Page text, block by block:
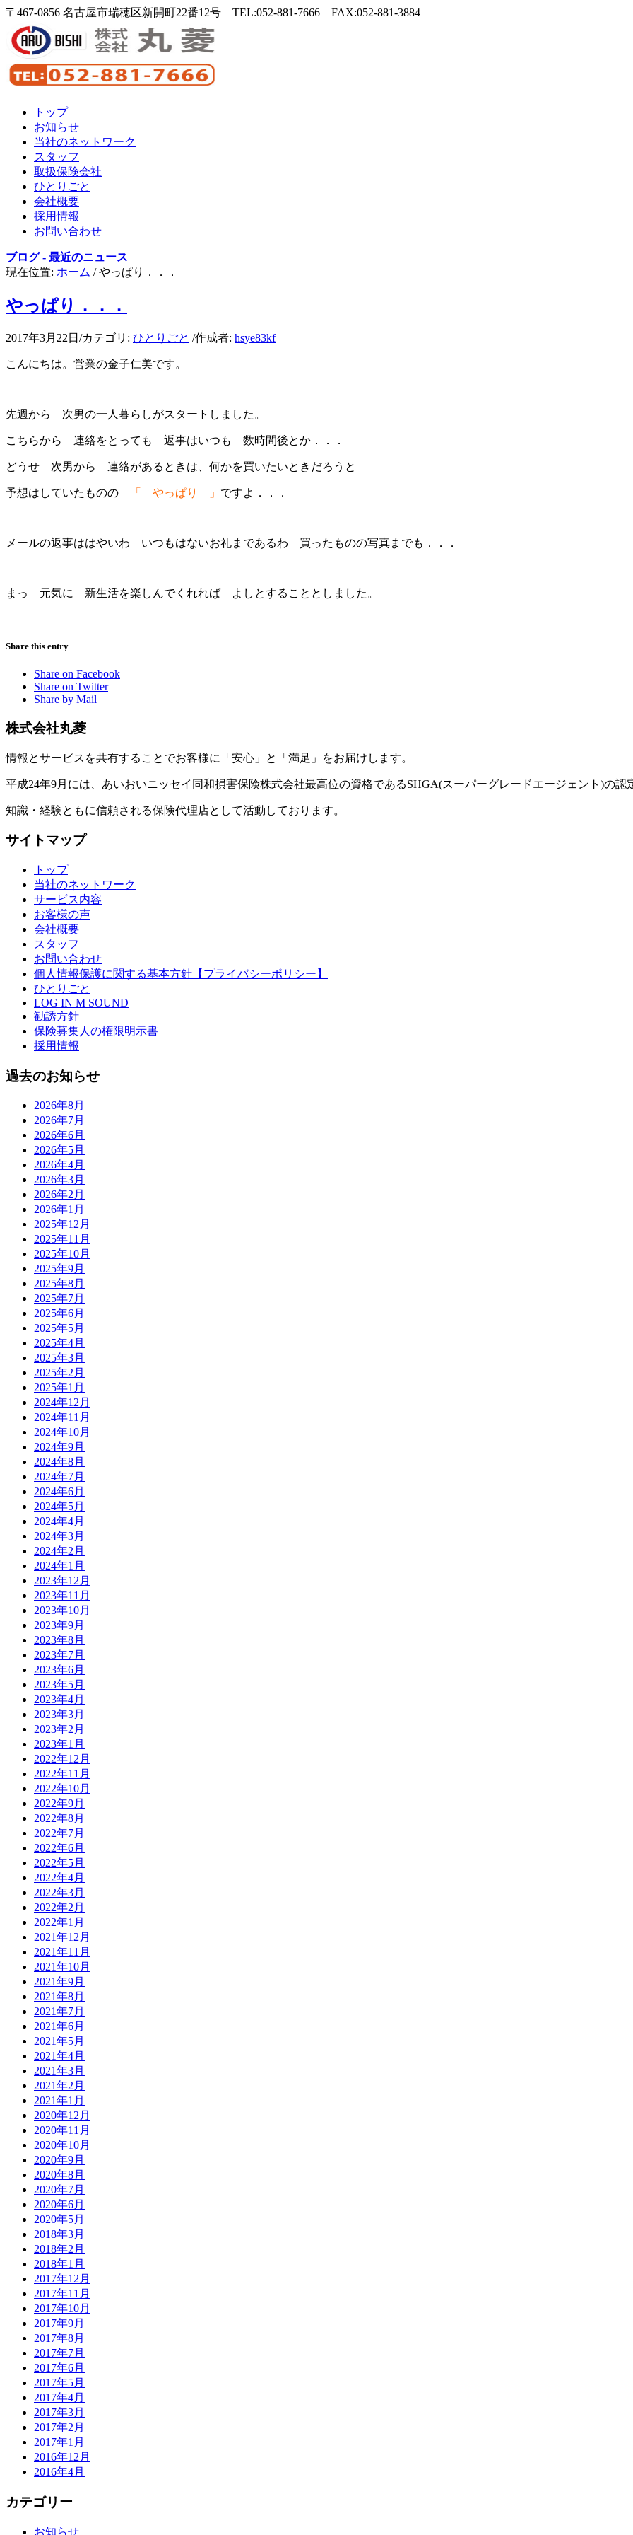
〒467-0856 名古屋市瑞穂区新開町22番12号 TEL:052-881-7666 FAX:052-881-3884
トップ
お知らせ
当社のネットワーク
スタッフ
取扱保険会社
ひとりごと
会社概要
採用情報
お問い合わせ
ブログ - 最近のニュース
現在位置: ホーム / やっぱり．．．
やっぱり．．．
2017年3月22日 /カテゴリ: ひとりごと /作成者: hsye83kf
こんにちは。営業の金子仁美です。
先週から 次男の一人暮らしがスタートしました。
こちらから 連絡をとっても 返事はいつも 数時間後とか．．．
どうせ 次男から 連絡があるときは、何かを買いたいときだろうと
予想はしていたものの 「 やっぱり 」 ですよ．．．
メールの返事ははやいわ いつもはないお礼まであるわ 買ったものの写真までも．．．
まっ 元気に 新生活を楽しんでくれれば よしとすることとしました。
Share this entry
Share on Facebook
Share on Twitter
Share by Mail
株式会社丸菱
情報とサービスを共有することでお客様に「安心」と「満足」をお届けします。
平成24年9月には、あいおいニッセイ同和損害保険株式会社最高位の資格であるSHGA(スーパーグレードエージェント)の認
知識・経験ともに信頼される保険代理店として活動しております。
サイトマップ
トップ
当社のネットワーク
サービス内容
お客様の声
会社概要
スタッフ
お問い合わせ
個人情報保護に関する基本方針【プライバシーポリシー】
ひとりごと
LOG IN M SOUND
勧誘方針
保険募集人の権限明示書
採用情報
過去のお知らせ
2026年8月
2026年7月
2026年6月
2026年5月
2026年4月
2026年3月
2026年2月
2026年1月
2025年12月
2025年11月
2025年10月
2025年9月
2025年8月
2025年7月
2025年6月
2025年5月
2025年4月
2025年3月
2025年2月
2025年1月
2024年12月
2024年11月
2024年10月
2024年9月
2024年8月
2024年7月
2024年6月
2024年5月
2024年4月
2024年3月
2024年2月
2024年1月
2023年12月
2023年11月
2023年10月
2023年9月
2023年8月
2023年7月
2023年6月
2023年5月
2023年4月
2023年3月
2023年2月
2023年1月
2022年12月
2022年11月
2022年10月
2022年9月
2022年8月
2022年7月
2022年6月
2022年5月
2022年4月
2022年3月
2022年2月
2022年1月
2021年12月
2021年11月
2021年10月
2021年9月
2021年8月
2021年7月
2021年6月
2021年5月
2021年4月
2021年3月
2021年2月
2021年1月
2020年12月
2020年11月
2020年10月
2020年9月
2020年8月
2020年7月
2020年6月
2020年5月
2018年3月
2018年2月
2018年1月
2017年12月
2017年11月
2017年10月
2017年9月
2017年8月
2017年7月
2017年6月
2017年5月
2017年4月
2017年3月
2017年2月
2017年1月
2016年12月
2016年4月
カテゴリー
お知らせ